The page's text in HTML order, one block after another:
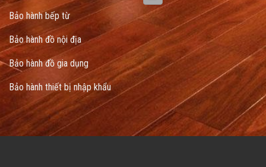
Bảo hành bếp từ
Bảo hành đồ nội địa
Bảo hành đồ gia dụng
Bảo hành thiết bị nhập khẩu